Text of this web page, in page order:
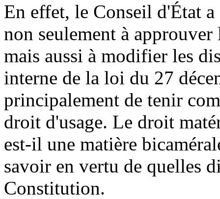
En effet, le Conseil d'État
non seulement à
mais aussi à modifier les
interne de la loi du 27
principalement de tenir
droit d'usage. Le droit
est-il une matière
savoir en vertu de quelles
Constitution.